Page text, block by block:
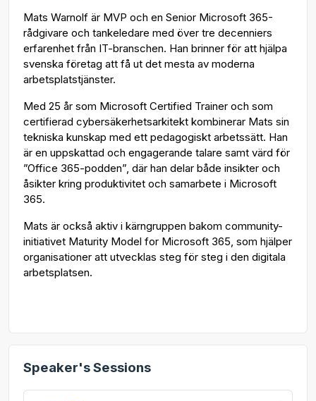
Mats Warnolf är MVP och en Senior Microsoft 365-
rådgivare och tankeledare med över tre decenniers
erfarenhet från IT-branschen. Han brinner för att hjälpa
svenska företag att få ut det mesta av moderna
arbetsplatstjänster.
Med 25 år som Microsoft Certified Trainer och som
certifierad cybersäkerhetsarkitekt kombinerar Mats sin
tekniska kunskap med ett pedagogiskt arbetssätt. Han
är en uppskattad och engagerande talare samt värd för
”Office 365-podden”, där han delar både insikter och
åsikter kring produktivitet och samarbete i Microsoft
365.
Mats är också aktiv i kärngruppen bakom community-
initiativet Maturity Model for Microsoft 365, som hjälper
organisationer att utvecklas steg för steg i den digitala
arbetsplatsen.
Speaker's Sessions